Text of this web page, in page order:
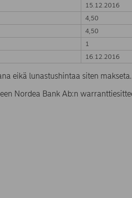
15.12.2016
4,50
4,50
1
16.12.2016
eikä lunastushintaa siten makseta.
Nordea Bank Ab:n